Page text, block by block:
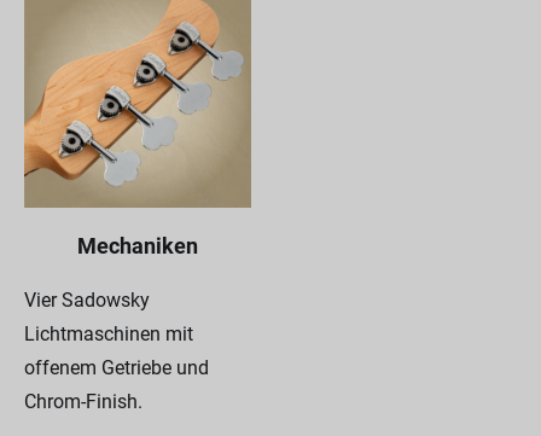
Mechaniken
Vier Sadowsky
Lichtmaschinen mit
offenem Getriebe und
Chrom-Finish.